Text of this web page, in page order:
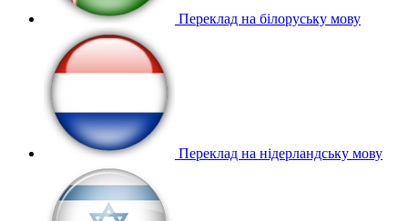
Переклад на білоруську мову
Переклад на нідерландську мову